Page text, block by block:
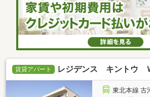
賃貸アパート レジデンス キントウ
東北本線 古